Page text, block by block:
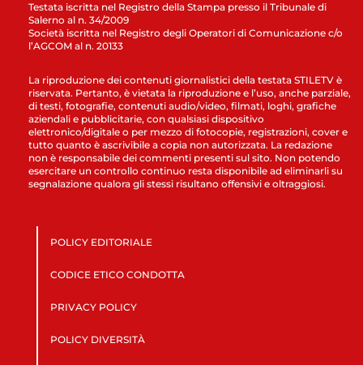
Testata iscritta nel Registro della Stampa presso il Tribunale di
Salerno al n. 34/2009
Società iscritta nel Registro degli Operatori di Comunicazione c/o
l’AGCOM al n. 20133
La riproduzione dei contenuti giornalistici della testata STILETV è
riservata. Pertanto, è vietata la riproduzione e l’uso, anche parziale,
di testi, fotografie, contenuti audio/video, filmati, loghi, grafiche
aziendali e pubblicitarie, con qualsiasi dispositivo
elettronico/digitale o per mezzo di fotocopie, registrazioni, cover e
tutto quanto è ascrivibile a copia non autorizzata. La redazione
non è responsabile dei commenti presenti sul sito. Non potendo
esercitare un controllo continuo resta disponibile ad eliminarli su
segnalazione qualora gli stessi risultano offensivi e oltraggiosi.
POLICY EDITORIALE
CODICE ETICO CONDOTTA
PRIVACY POLICY
POLICY DIVERSITÀ